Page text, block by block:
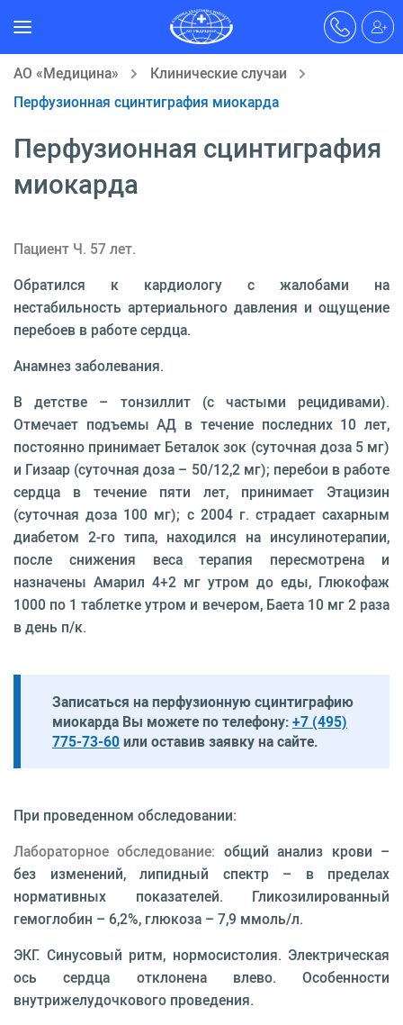
АО «Медицина»
Клинические случаи
Перфузионная сцинтиграфия миокарда
Перфузионная сцинтиграфия
миокарда
Пациент Ч. 57 лет.
Обратился к кардиологу с жалобами на
нестабильность артериального давления и ощущение
перебоев в работе сердца.
Анамнез заболевания.
В детстве – тонзиллит (с частыми рецидивами).
Отмечает подъемы АД в течение последних 10 лет,
постоянно принимает Беталок зок (суточная доза 5 мг)
и Гизаар (суточная доза – 50/12,2 мг); перебои в работе
сердца в течение пяти лет, принимает Этацизин
(суточная доза 100 мг); с 2004 г. страдает сахарным
диабетом 2-го типа, находился на инсулинотерапии,
после снижения веса терапия пересмотрена и
назначены Амарил 4+2 мг утром до еды, Глюкофаж
1000 по 1 таблетке утром и вечером, Баета 10 мг 2 раза
в день п/к.
Записаться на перфузионную сцинтиграфию
миокарда Вы можете по телефону:+7 (495)
775-73-60 или оставив заявку на сайте.
При проведенном обследовании:
Лабораторное обследование: общий анализ крови –
без изменений, липидный спектр – в пределах
нормативных показателей. Гликозилированный
гемоглобин – 6,2%, глюкоза – 7,9 ммоль/л.
ЭКГ. Синусовый ритм, нормосистолия. Электрическая
ось сердца отклонена влево. Особенности
внутрижелудочкового проведения.